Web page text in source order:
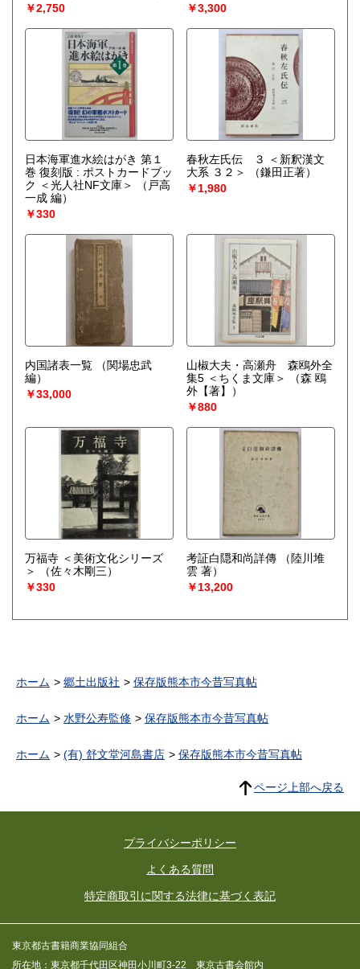
￥2,750
￥3,300
日本海軍進水絵はがき 第１
巻 復刻版 : ポストカードブッ
ク ＜光人社NF文庫＞
（戸高
一成 編）
￥330
春秋左氏伝 ３ ＜新釈漢文
大系 ３２＞
（鎌田正著）
￥1,980
内国諸表一覧
（関場忠武
編）
￥33,000
山椒大夫・高瀬舟 森鴎外全
集5 ＜ちくま文庫＞
（森 鴎
外【著】）
￥880
万福寺 ＜美術文化シリーズ
＞
（佐々木剛三）
￥330
考証白隠和尚詳傳
（陸川堆
雲 著）
￥13,200
ホーム 郷土出版社 保存版熊本市今昔写真帖
ホーム 水野公寿監修 保存版熊本市今昔写真帖
ホーム (有) 舒文堂河島書店 保存版熊本市今昔写真帖
ページ上部へ戻る
プライバシーポリシー
よくある質問
特定商取引に関する法律に基づく表記
東京都古書籍商業協同組合
所在地：東京都千代田区神田小川町3-22 東京古書会館内